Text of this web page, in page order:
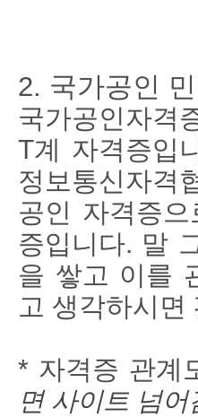
2. 국가공인
국가공인자격
T계 자격증입
정보통신자격
공인 자격증
증입니다. 말
을 쌓고 이를
고 생각하시면
* 자격증 관계
면 사이트 넘어